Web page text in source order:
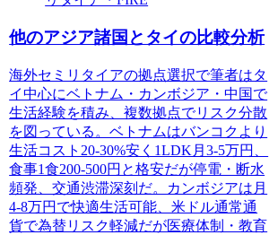
他のアジア諸国とタイの比較分析
海外セミリタイアの拠点選択で筆者はタ
イ中心にベトナム・カンボジア・中国で
生活経験を積み、複数拠点でリスク分散
を図っている。ベトナムはバンコクより
生活コスト20-30%安く1LDK月3-5万円、
食事1食200-500円と格安だが停電・断水
頻発、交通渋滞深刻だ。カンボジアは月
4-8万円で快適生活可能、米ドル通常通
貨で為替リスク軽減だが医療体制・教育